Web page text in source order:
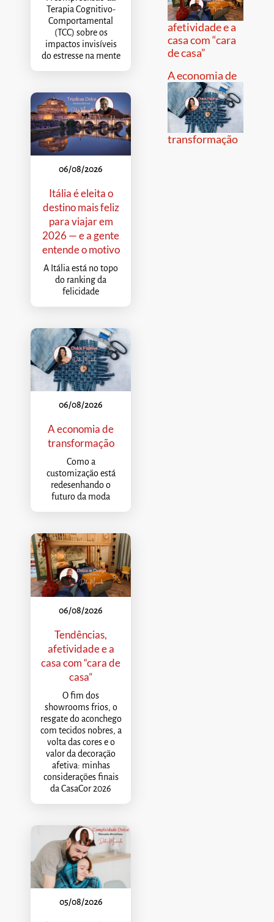
Terapia Cognitivo-
Comportamental
(TCC) sobre os
impactos invisíveis
do estresse na mente
06/08/2026
Itália é eleita o
destino mais feliz
para viajar em
2026 — e a gente
entende o motivo
A Itália está no topo
do ranking da
felicidade
06/08/2026
A economia de
transformação
Como a
customização está
redesenhando o
futuro da moda
06/08/2026
Tendências,
afetividade e a
casa com “cara de
casa”
O fim dos
showrooms frios, o
resgate do aconchego
com tecidos nobres, a
volta das cores e o
valor da decoração
afetiva: minhas
considerações finais
da CasaCor 2026
05/08/2026
afetividade e a
casa com “cara
de casa”
A economia de
transformação